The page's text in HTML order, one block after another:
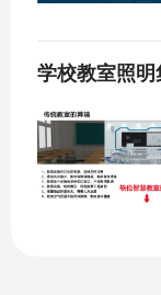
学校教室照